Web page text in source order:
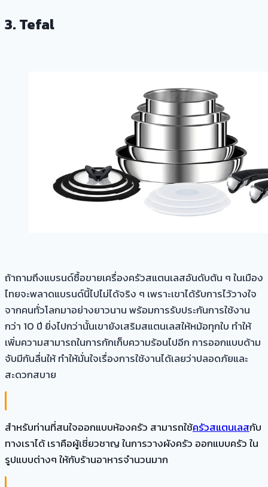
3. Tefal
ถ้าถามถึงแบรนด์ซื้อขายเครื่องครัวสแตนเลสอันดับต้น ๆ ในเมือง
ไทยจะพลาดแบรนด์นี้ไปไม่ได้จริง ๆ เพราะเขาได้รับการไว้วางใจ
จากคนทั่วโลกมาอย่างยาวนาน พร้อมการรับประกันการใช้งาน
กว่า 10 ปี ยิ่งไปกว่านั้นเขายังเสริมสแตนเลสให้หม้อทุกใบ ทำให้
เพิ่มความสามารถในการกักเก็บความร้อนไปอีก การออกแบบด้าม
จับมีกันลื่นให้ ทำให้มั่นใจเรื่องการใช้งานได้เลยว่าปลอดภัยและ
สะดวกสบาย
สำหรับท่านที่สนใจออกแบบห้องครัว สามารถใช้ครัวสแตนเลสกับ
ทางเราได้ เราคือผู้เชี่ยวชาญ ในการวางผังครัว ออกแบบครัว ใน
รูปแบบต่างๆ ให้กับร้านอาหารจำนวนมาก